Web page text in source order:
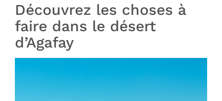
Découvrez les choses à
faire dans le désert
d’Agafay